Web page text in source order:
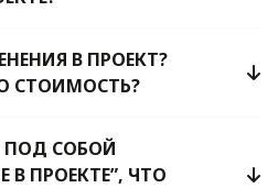
В ПРОЕКТ?
СТОИМОСТЬ?
ПОД СОБОЙ
В ПРОЕКТЕ”, ЧТО